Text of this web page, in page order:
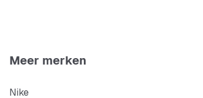
Meer merken
Nike